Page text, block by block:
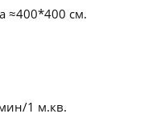
≈400*400 см.
1 м.кв.